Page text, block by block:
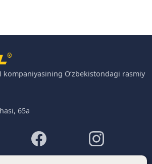
®
kompaniyasining O‘zbekistondagi rasmiy
65a